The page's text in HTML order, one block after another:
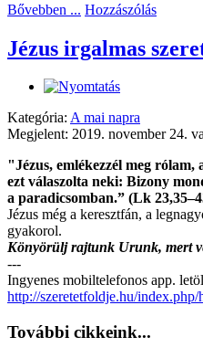
Bővebben ... Hozzászólás
Jézus irgalmas
Kategória: A mai napra
Megjelent: 2019. november 24.
"Jézus, emlékezzél meg
ezt válaszolta neki: Bizony
a paradicsomban.” (Lk
Jézus még a keresztfán, a
gyakorol.
Könyörülj rajtunk Urunk, mert
---
Ingyenes mobiltelefonos app.
http://szeretetfoldje.hu/
További cikkeink...